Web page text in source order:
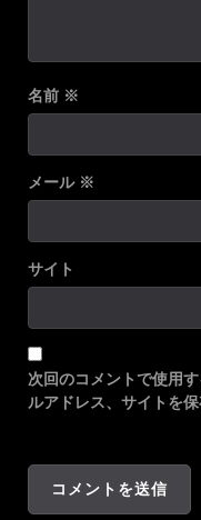
名前 ※
メール ※
サイト
次回のコメントで使用
ルアドレス、サイトを保